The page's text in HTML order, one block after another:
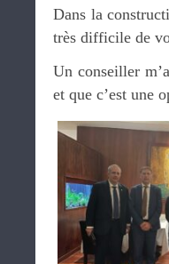
Dans la
très difficile de
Un conseiller
et que c’est une